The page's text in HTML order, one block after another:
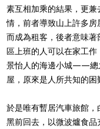
素互相加乘的結果，更兼
情，前者導致山上許多房
而成為租客，後者意味
區上班的人可以在家工
景怡人的海邊小城——總
屋，原來是人所共知的困
於是唯有暫居汽車旅館，
黑前回去，以微波爐食品